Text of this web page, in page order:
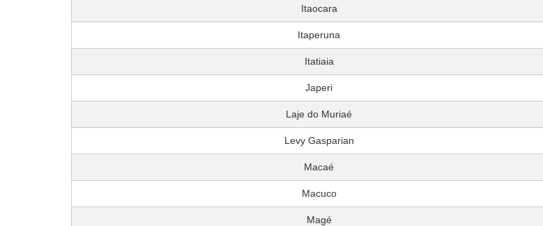
Itaocara
Itaperuna
Itatiaia
Japeri
Laje do Muriaé
Levy Gasparian
Macaé
Macuco
Magé